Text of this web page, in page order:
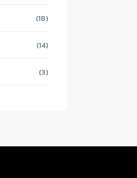
(18)
(14)
(3)